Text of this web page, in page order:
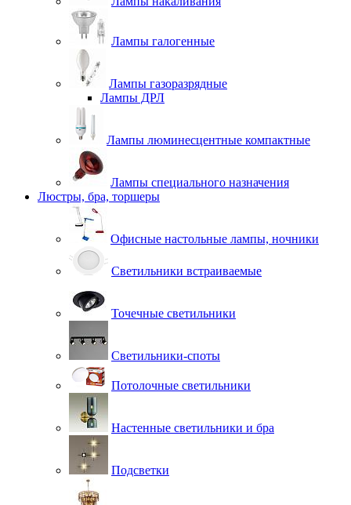
Лампы галогенные
Лампы газоразрядные
Лампы ДРЛ
Лампы люминесцентные компактные
Лампы специального назначения
Люстры, бра, торшеры
Офисные настольные лампы, ночники
Светильники встраиваемые
Точечные светильники
Светильники-споты
Потолочные светильники
Настенные светильники и бра
Подсветки